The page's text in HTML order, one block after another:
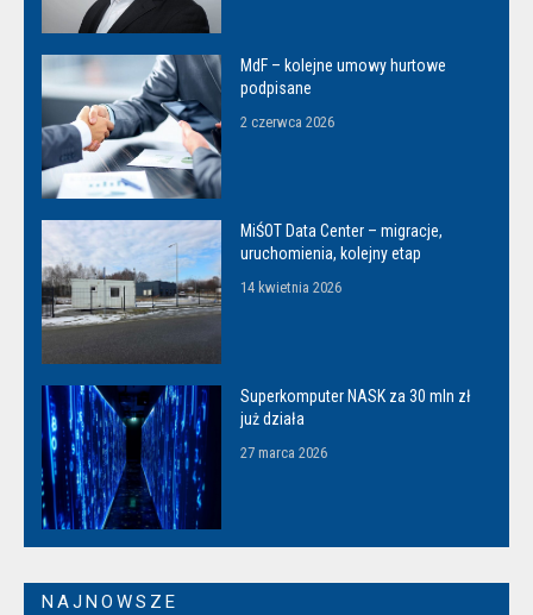
MdF – kolejne umowy hurtowe
podpisane
2 czerwca 2026
MiŚOT Data Center – migracje,
uruchomienia, kolejny etap
14 kwietnia 2026
Superkomputer NASK za 30 mln zł
już działa
27 marca 2026
NAJNOWSZE